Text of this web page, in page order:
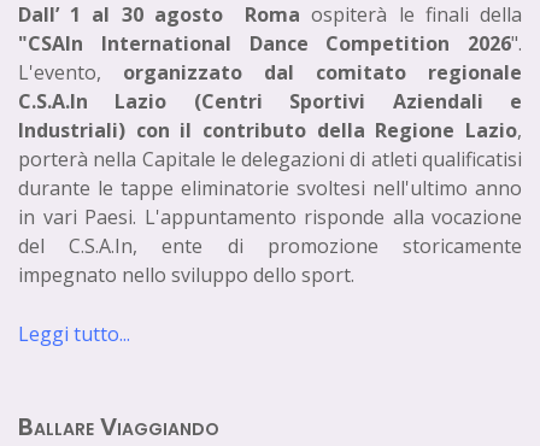
Dall’ 1 al 30 agosto Roma ospiterà le finali della
"CSAIn International Dance Competition 2026".
L'evento, organizzato dal comitato regionale
C.S.A.In Lazio (Centri Sportivi Aziendali e
Industriali) con il contributo della Regione Lazio,
porterà nella Capitale le delegazioni di atleti qualificatisi
durante le tappe eliminatorie svoltesi nell'ultimo anno
in vari Paesi. L'appuntamento risponde alla vocazione
del C.S.A.In, ente di promozione storicamente
impegnato nello sviluppo dello sport.
Leggi tutto...
Ballare Viaggiando